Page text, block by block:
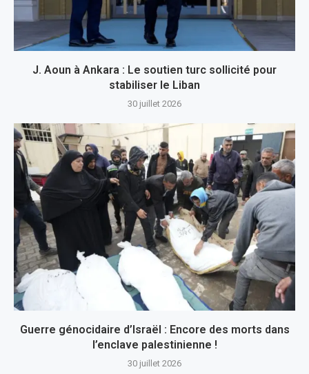
J. Aoun à Ankara : Le soutien turc sollicité pour
stabiliser le Liban
30 juillet 2026
Guerre génocidaire d’Israël : Encore des morts dans
l’enclave palestinienne !
30 juillet 2026